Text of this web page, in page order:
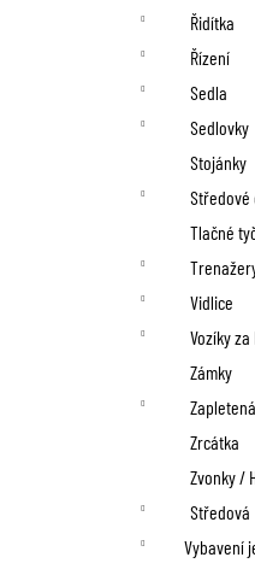
Řidítka
Řízení
Sedla
Sedlovky
Stojánky
Středové
Tlačné
Vidlice
Vozíky za
Zámky
Zrcátka
Zvonky /
Středová
Vybavení